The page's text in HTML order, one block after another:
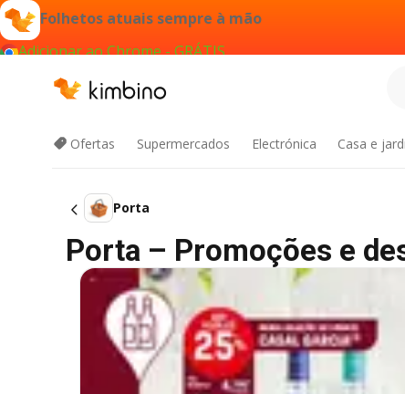
Folhetos atuais sempre à mão
Adicionar ao Chrome - GRÁTIS
Ofertas Supermercados Electrónica Casa e
Porta
Porta – Promoções e